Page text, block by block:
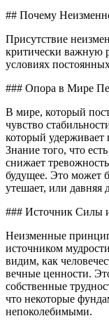
## Почему
Присутствие
критически важную
условиях
### Опора в Мире
В мире, который
чувство
который удерживает
Знание того, что
снижает
будущее. Это может
утешает, или давняя
### Источник Силы
Неизменные
источником
видим, как
вечные ценности.
собственные
что некоторые
непоколебимыми.